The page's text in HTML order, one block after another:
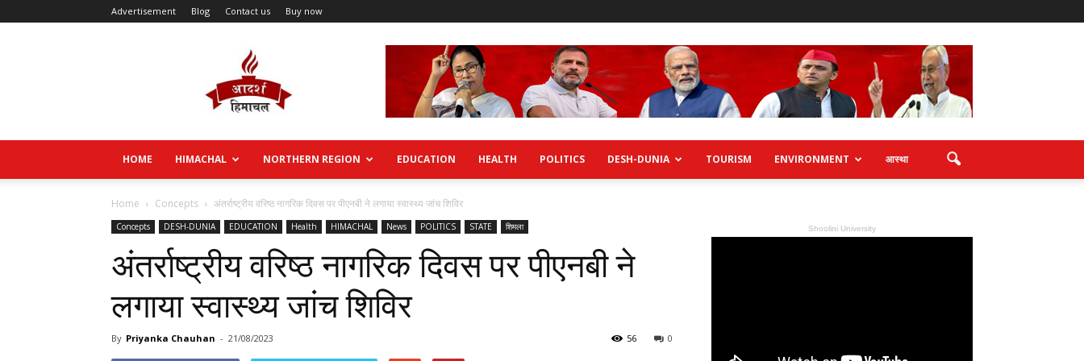
Advertisement Blog Contact us Buy now
HOME HIMACHAL NORTHERN REGION EDUCATION HEALTH POLITICS DESH-DUNIA TOURISM ENVIRONMENT आस्था
Home Concepts अंतर्राष्ट्रीय वरिष्ठ नागरिक दिवस पर पीएनबी ने लगाया स्वास्थ्य जांच शिविर
Concepts DESH-DUNIA EDUCATION Health HIMACHAL News POLITICS STATE शिमला
अंतर्राष्ट्रीय वरिष्ठ नागरिक दिवस पर पीएनबी ने
लगाया स्वास्थ्य जांच शिविर
By Priyanka Chauhan - 21/08/2023 0
56
Shoolini University